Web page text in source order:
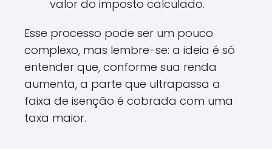
valor do imposto calculado.
Esse processo pode ser um pouco
complexo, mas lembre-se: a ideia é só
entender que, conforme sua renda
aumenta, a parte que ultrapassa a
faixa de isenção é cobrada com uma
taxa maior.